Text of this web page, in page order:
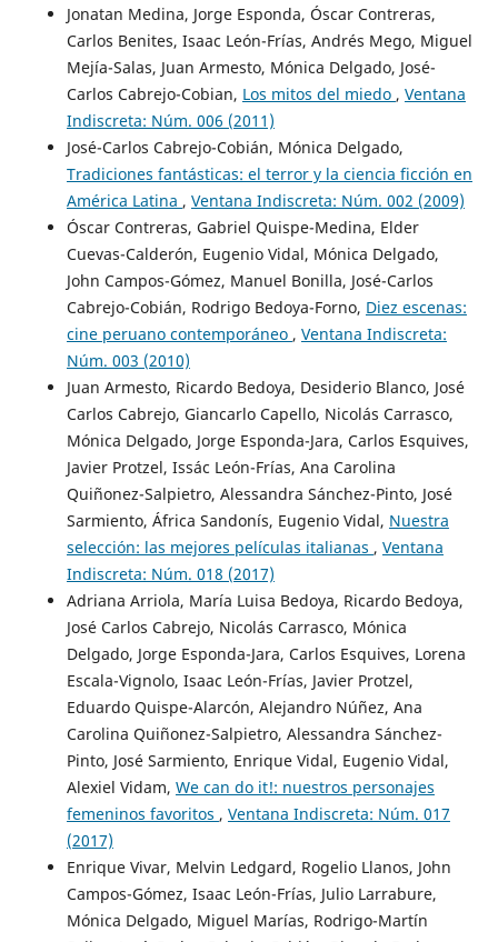
Jonatan Medina, Jorge Esponda, Óscar Contreras,
Carlos Benites, Isaac León-Frías, Andrés Mego, Miguel
Mejía-Salas, Juan Armesto, Mónica Delgado, José-
Carlos Cabrejo-Cobian, Los mitos del miedo , Ventana
Indiscreta: Núm. 006 (2011)
José-Carlos Cabrejo-Cobián, Mónica Delgado,
Tradiciones fantásticas: el terror y la ciencia ficción en
América Latina , Ventana Indiscreta: Núm. 002 (2009)
Óscar Contreras, Gabriel Quispe-Medina, Elder
Cuevas-Calderón, Eugenio Vidal, Mónica Delgado,
John Campos-Gómez, Manuel Bonilla, José-Carlos
Cabrejo-Cobián, Rodrigo Bedoya-Forno, Diez escenas:
cine peruano contemporáneo , Ventana Indiscreta:
Núm. 003 (2010)
Juan Armesto, Ricardo Bedoya, Desiderio Blanco, José
Carlos Cabrejo, Giancarlo Capello, Nicolás Carrasco,
Mónica Delgado, Jorge Esponda-Jara, Carlos Esquives,
Javier Protzel, Issác León-Frías, Ana Carolina
Quiñonez-Salpietro, Alessandra Sánchez-Pinto, José
Sarmiento, África Sandonís, Eugenio Vidal, Nuestra
selección: las mejores películas italianas , Ventana
Indiscreta: Núm. 018 (2017)
Adriana Arriola, María Luisa Bedoya, Ricardo Bedoya,
José Carlos Cabrejo, Nicolás Carrasco, Mónica
Delgado, Jorge Esponda-Jara, Carlos Esquives, Lorena
Escala-Vignolo, Isaac León-Frías, Javier Protzel,
Eduardo Quispe-Alarcón, Alejandro Núñez, Ana
Carolina Quiñonez-Salpietro, Alessandra Sánchez-
Pinto, José Sarmiento, Enrique Vidal, Eugenio Vidal,
Alexiel Vidam, We can do it!: nuestros personajes
femeninos favoritos , Ventana Indiscreta: Núm. 017
(2017)
Enrique Vivar, Melvin Ledgard, Rogelio Llanos, John
Campos-Gómez, Isaac León-Frías, Julio Larrabure,
Mónica Delgado, Miguel Marías, Rodrigo-Martín